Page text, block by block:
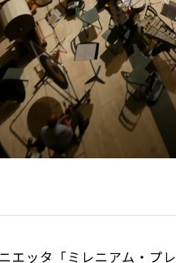
エッタ「ミレニアム・プ